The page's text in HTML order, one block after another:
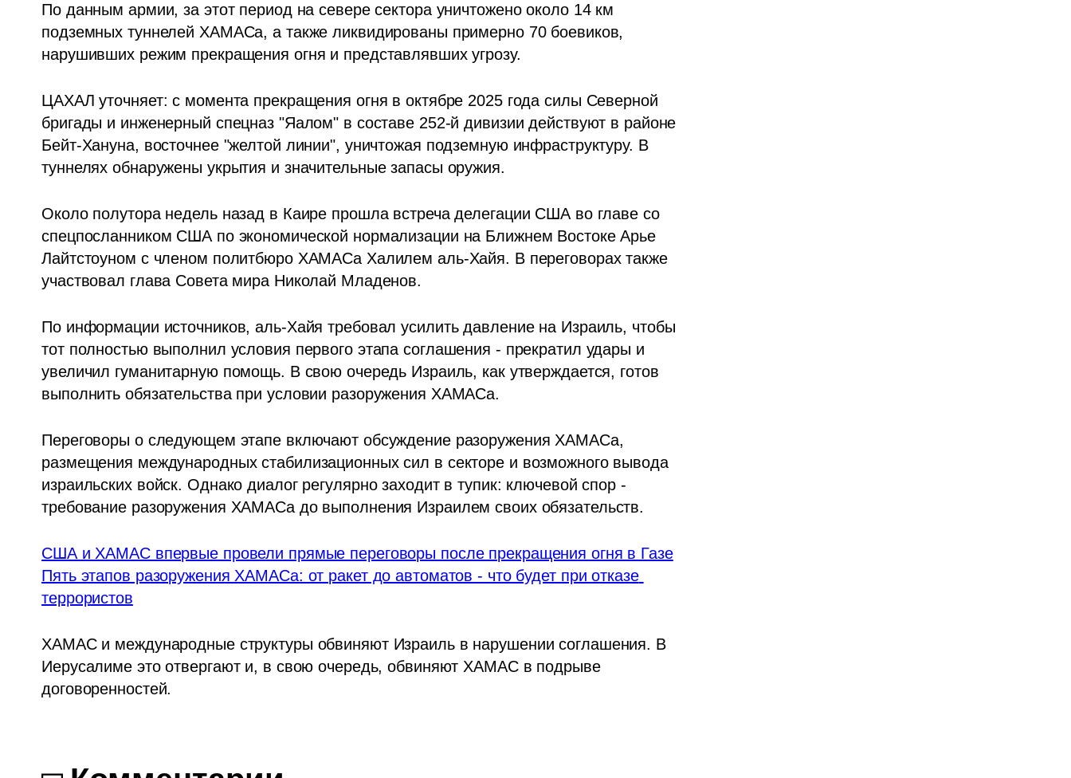
По данным армии, за этот период на севере сектора уничтожено около 14 км
подземных туннелей ХАМАСа, а также ликвидированы примерно 70 боевиков,
нарушивших режим прекращения огня и представлявших угрозу.
ЦАХАЛ уточняет: с момента прекращения огня в октябре 2025 года силы Северной
бригады и инженерный спецназ "Яалом" в составе 252-й дивизии действуют в районе
Бейт-Хануна, восточнее "желтой линии", уничтожая подземную инфраструктуру. В
туннелях обнаружены укрытия и значительные запасы оружия.
Около полутора недель назад в Каире прошла встреча делегации США во главе со
спецпосланником США по экономической нормализации на Ближнем Востоке Арье
Лайтстоуном с членом политбюро ХАМАСа Халилем аль-Хайя. В переговорах также
участвовал глава Совета мира Николай Младенов.
По информации источников, аль-Хайя требовал усилить давление на Израиль, чтобы
тот полностью выполнил условия первого этапа соглашения - прекратил удары и
увеличил гуманитарную помощь. В свою очередь Израиль, как утверждается, готов
выполнить обязательства при условии разоружения ХАМАСа.
Переговоры о следующем этапе включают обсуждение разоружения ХАМАСа,
размещения международных стабилизационных сил в секторе и возможного вывода
израильских войск. Однако диалог регулярно заходит в тупик: ключевой спор -
требование разоружения ХАМАСа до выполнения Израилем своих обязательств.
США и ХАМАС впервые провели прямые переговоры после прекращения огня в Газе
Пять этапов разоружения ХАМАСа: от ракет до автоматов - что будет при отказе
террористов
ХАМАС и международные структуры обвиняют Израиль в нарушении соглашения. В
Иерусалиме это отвергают и, в свою очередь, обвиняют ХАМАС в подрыве
договоренностей.